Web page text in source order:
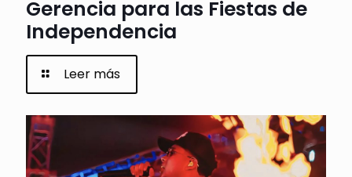
Gerencia para las Fiestas de
Independencia
Leer más